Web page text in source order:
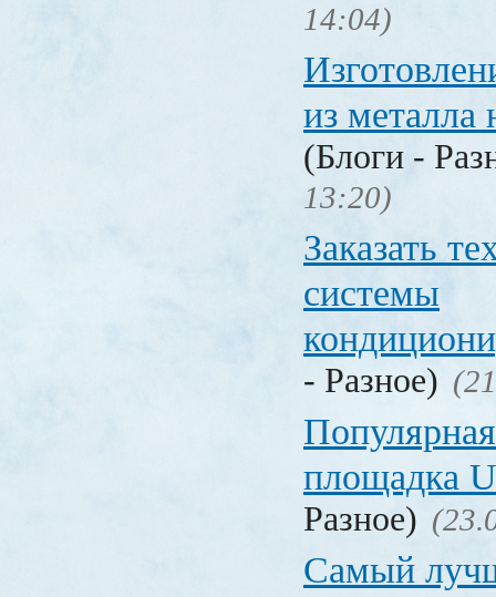
14:04)
из
(Блоги -
13:20)
Заказать
системы
- Разное)
площадка
Разное)
Самый